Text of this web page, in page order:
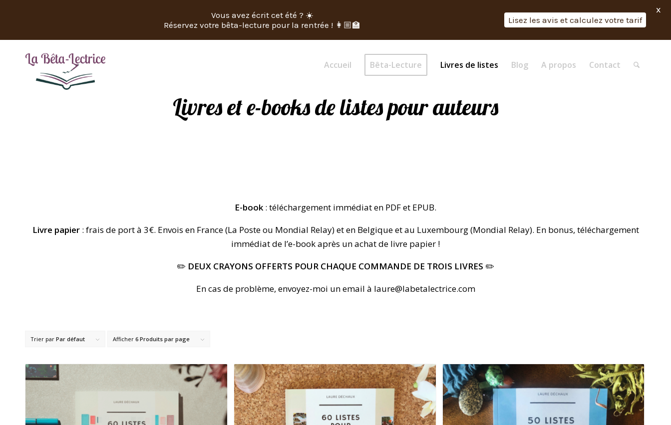
Accueil Bêta-Lecture Livres de listes Blog A propos Contact
Livres et e-books de listes pour auteurs
E-book : téléchargement immédiat en PDF et EPUB.
Livre papier: frais de port à 3€. Envois en France (La Poste ou Mondial Relay) et en Belgique et au Luxembourg (Mondial Relay). En bonus, téléchargement
immédiat de l’e-book après un achat de livre papier !
✏️ DEUX CRAYONS OFFERTS POUR CHAQUE COMMANDE DE TROIS LIVRES ✏️
En cas de problème, envoyez-moi un email à laure@labetalectrice.com
Trier par Par défaut Afficher 6 Produits par page
Vous avez écrit cet été ? ☀️
Réservez votre bêta-lecture pour la rentrée ! 👩🏼‍🏫
Lisez les avis et calculez votre tarif
X